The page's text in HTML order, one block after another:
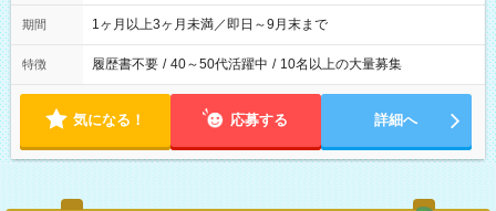
期間 1ヶ月以上3ヶ月未満／即日～9月末まで
特徴 履歴書不要 / 40～50代活躍中 / 10名以上の大量募集
気になる！ 応募する 詳細へ